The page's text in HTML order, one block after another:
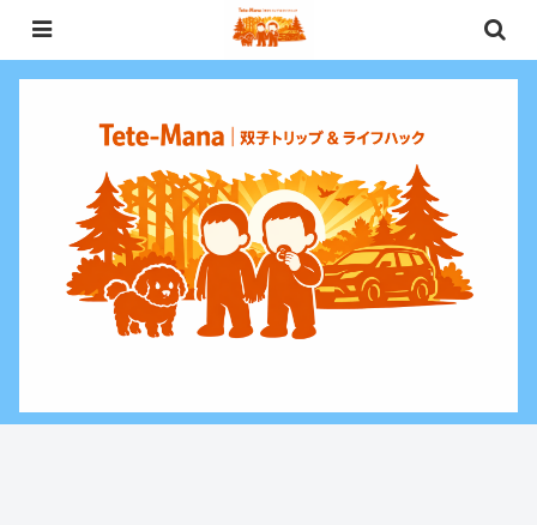
0歳〜未就学児（3歳）双子との週末お出かけ・子連れ旅行情報と、暮らしに役
立つお金・ライフハックをお届けする双子ファミリーブログ。